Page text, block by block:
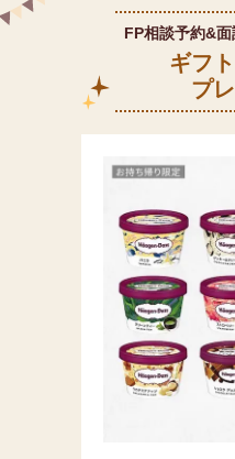
FP相談予約&
ギフ
プ